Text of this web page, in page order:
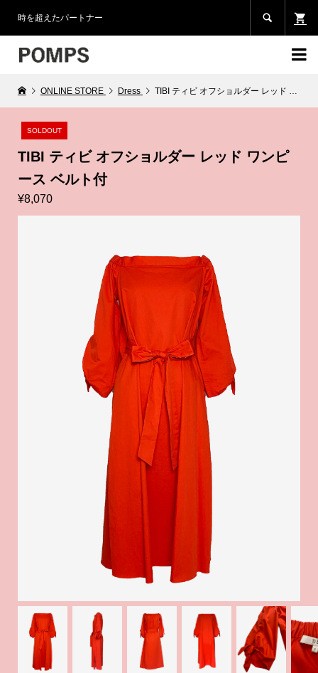
時を超えたパートナー 

ONLINE STORE Dress TIBI ティビ オフショルダー レッド ワンピース ベルト付
SOLDOUT
TIBI ティビ オフショルダー レッド ワンピ
ース ベルト付
¥8,070